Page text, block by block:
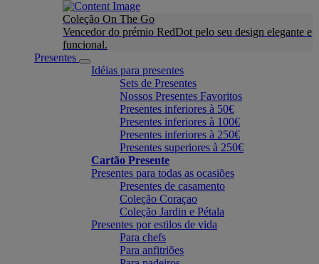
Coleção On The Go
Vencedor do prémio RedDot pelo seu design elegante e
funcional.
Presentes
Idéias para presentes
Sets de Presentes
Nossos Presentes Favoritos
Presentes inferiores à 50€
Presentes inferiores à 100€
Presentes inferiores à 250€
Presentes superiores à 250€
Cartão Presente
Presentes para todas as ocasiões
Presentes de casamento
Coleção Coraçao
Coleção Jardin e Pétala
Presentes por estilos de vida
Para chefs
Para anfitriões